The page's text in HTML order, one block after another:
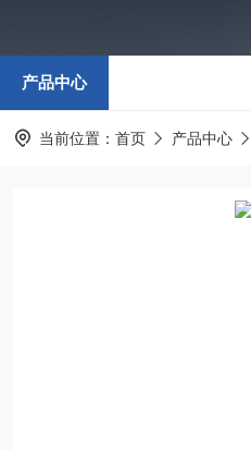
产品中心
当前位置： 首页 产品中心